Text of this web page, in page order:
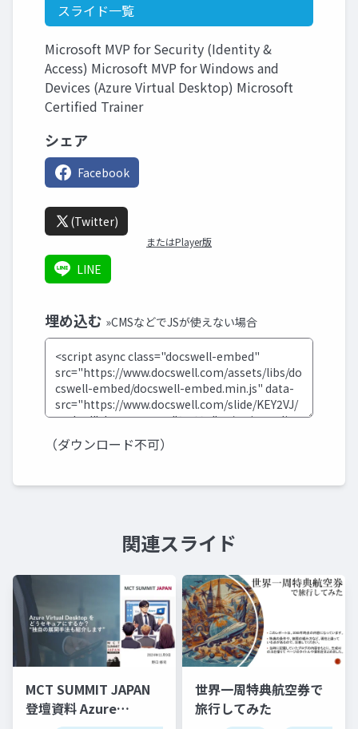
スライド一覧
Microsoft MVP for Security (Identity &
Access) Microsoft MVP for Windows and
Devices (Azure Virtual Desktop) Microsoft
Certified Trainer
シェア
Facebook
(Twitter)
またはPlayer版
LINE
埋め込む »CMSなどでJSが使えない場合
（ダウンロード不可）
関連スライド
MCT SUMMIT JAPAN
登壇資料 Azure
世界一周特典航空券で
旅行してみた